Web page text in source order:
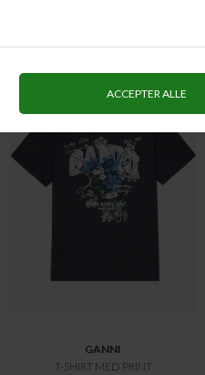
Nyhed
GANNI
T-SHIRT MED PRINT